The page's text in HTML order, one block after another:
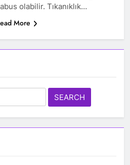
olabilir. Tıkanıklık…
More